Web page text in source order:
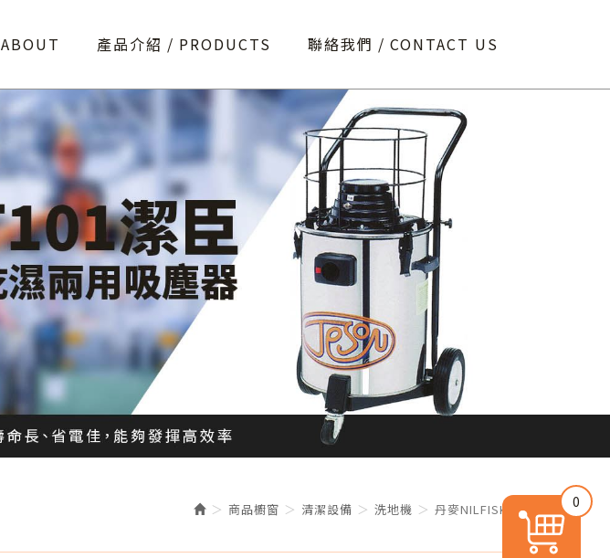
ABOUT 產品介紹 PRODUCTS 聯絡我們 CONTACT US
商品櫥窗 清潔設備 洗地機 丹麥NILFISK 0